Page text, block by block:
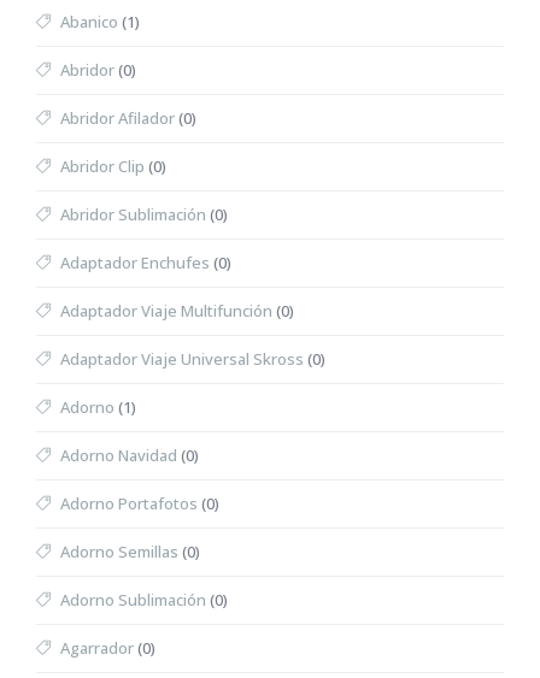
Abanico (1)
Abridor(0)
Abridor Afilador(0)
Abridor Clip (0)
Abridor Sublimación (0)
Adaptador Enchufes (0)
Adaptador Viaje Multifunción (0)
Adaptador Viaje Universal Skross (0)
Adorno (1)
Adorno Navidad (0)
Adorno Portafotos (0)
Adorno Semillas (0)
Adorno Sublimación (0)
Agarrador(0)